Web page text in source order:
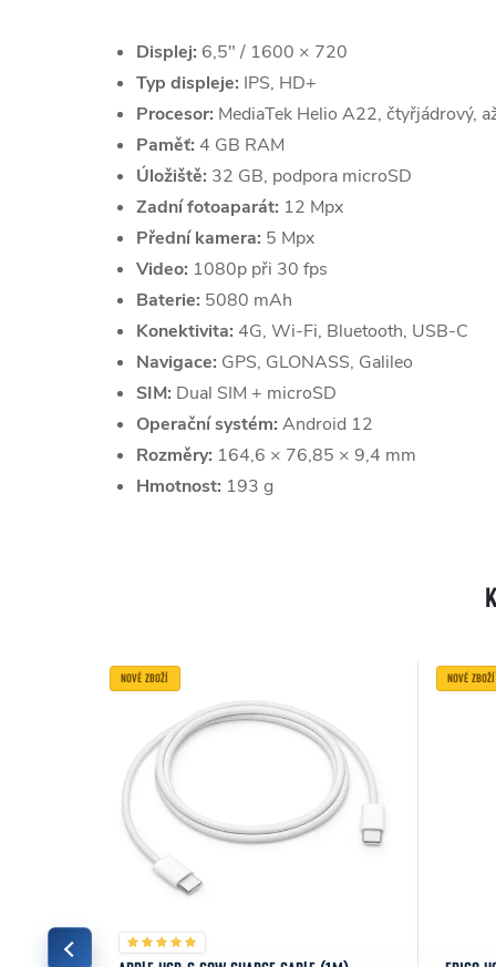
Displej: 6,5" / 1600 × 720
Typ displeje: IPS, HD+
Procesor: MediaTek Helio A22, čtyřjádrový,
Paměť: 4 GB RAM
Úložiště: 32 GB, podpora microSD
Zadní fotoaparát: 12 Mpx
Přední kamera: 5 Mpx
Video: 1080p při 30 fps
Baterie: 5080 mAh
Konektivita: 4G, Wi-Fi, Bluetooth, USB-C
Navigace: GPS, GLONASS, Galileo
SIM: Dual SIM + microSD
Operační systém: Android 12
Rozměry: 164,6 × 76,85 × 9,4 mm
Hmotnost: 193 g
NOVÉ ZBOŽÍ NOVÉ ZBOŽÍ